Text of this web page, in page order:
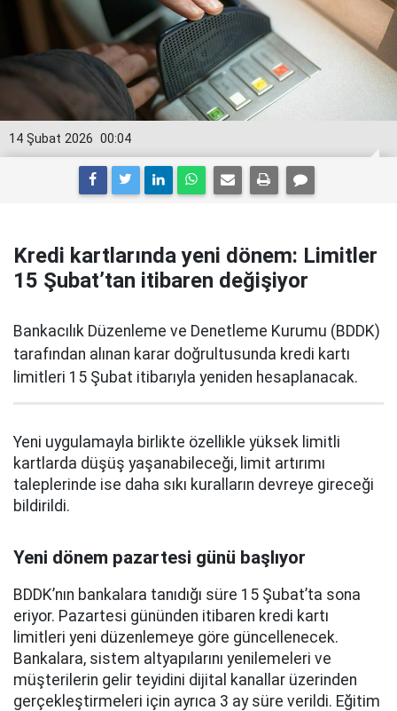
00:04
14 Şubat 2026
Kredi kartlarında yeni dönem: Limitler
15 Şubat’tan itibaren değişiyor
Bankacılık Düzenleme ve Denetleme Kurumu (BDDK)
tarafından alınan karar doğrultusunda kredi kartı
limitleri 15 Şubat itibarıyla yeniden hesaplanacak.
Yeni uygulamayla birlikte özellikle yüksek limitli
kartlarda düşüş yaşanabileceği, limit artırımı
taleplerinde ise daha sıkı kuralların devreye gireceği
bildirildi.
Yeni dönem pazartesi günü başlıyor
BDDK’nın bankalara tanıdığı süre 15 Şubat’ta sona
eriyor. Pazartesi gününden itibaren kredi kartı
limitleri yeni düzenlemeye göre güncellenecek.
Bankalara, sistem altyapılarını yenilemeleri ve
müşterilerin gelir teyidini dijital kanallar üzerinden
gerçekleştirmeleri için ayrıca 3 ay süre verildi. Eğitim